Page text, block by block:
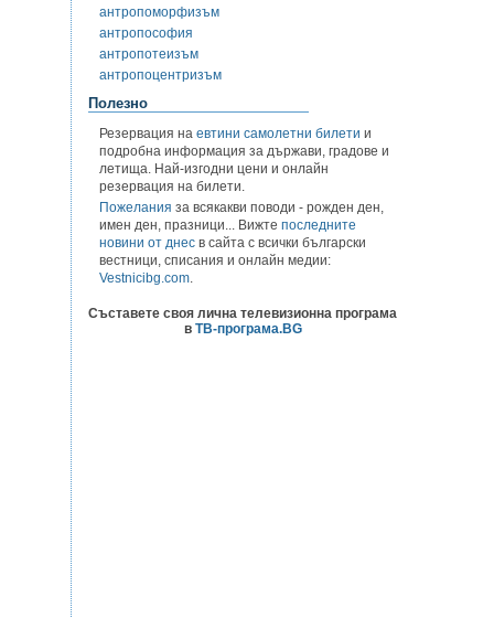
антропоморфизъм
антропософия
антропотеизъм
антропоцентризъм
Полезно
Резервация на евтини самолетни билети и
подробна информация за държави, градове и
летища. Най-изгодни цени и онлайн
резервация на билети.
Пожелания за всякакви поводи - рожден ден,
имен ден, празници... Вижте последните
новини от днес в сайта с всички български
вестници, списания и онлайн медии:
Vestnicibg.com.
Съставете своя лична телевизионна програма
в ТВ-програма.BG